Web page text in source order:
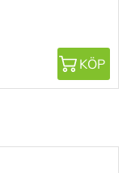
KÖP